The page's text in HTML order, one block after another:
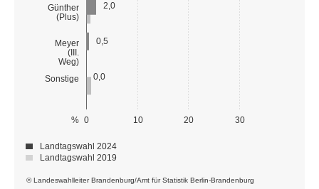
Günther
(Plus)
Meyer
(III.
Weg)
Sonstige
0 10 20 30
%
2,0
0,5
0,0
© Landeswahlleiter Brandenburg/Amt für Statistik Berlin-Brandenburg
Landtagswahl 2024
Landtagswahl 2019